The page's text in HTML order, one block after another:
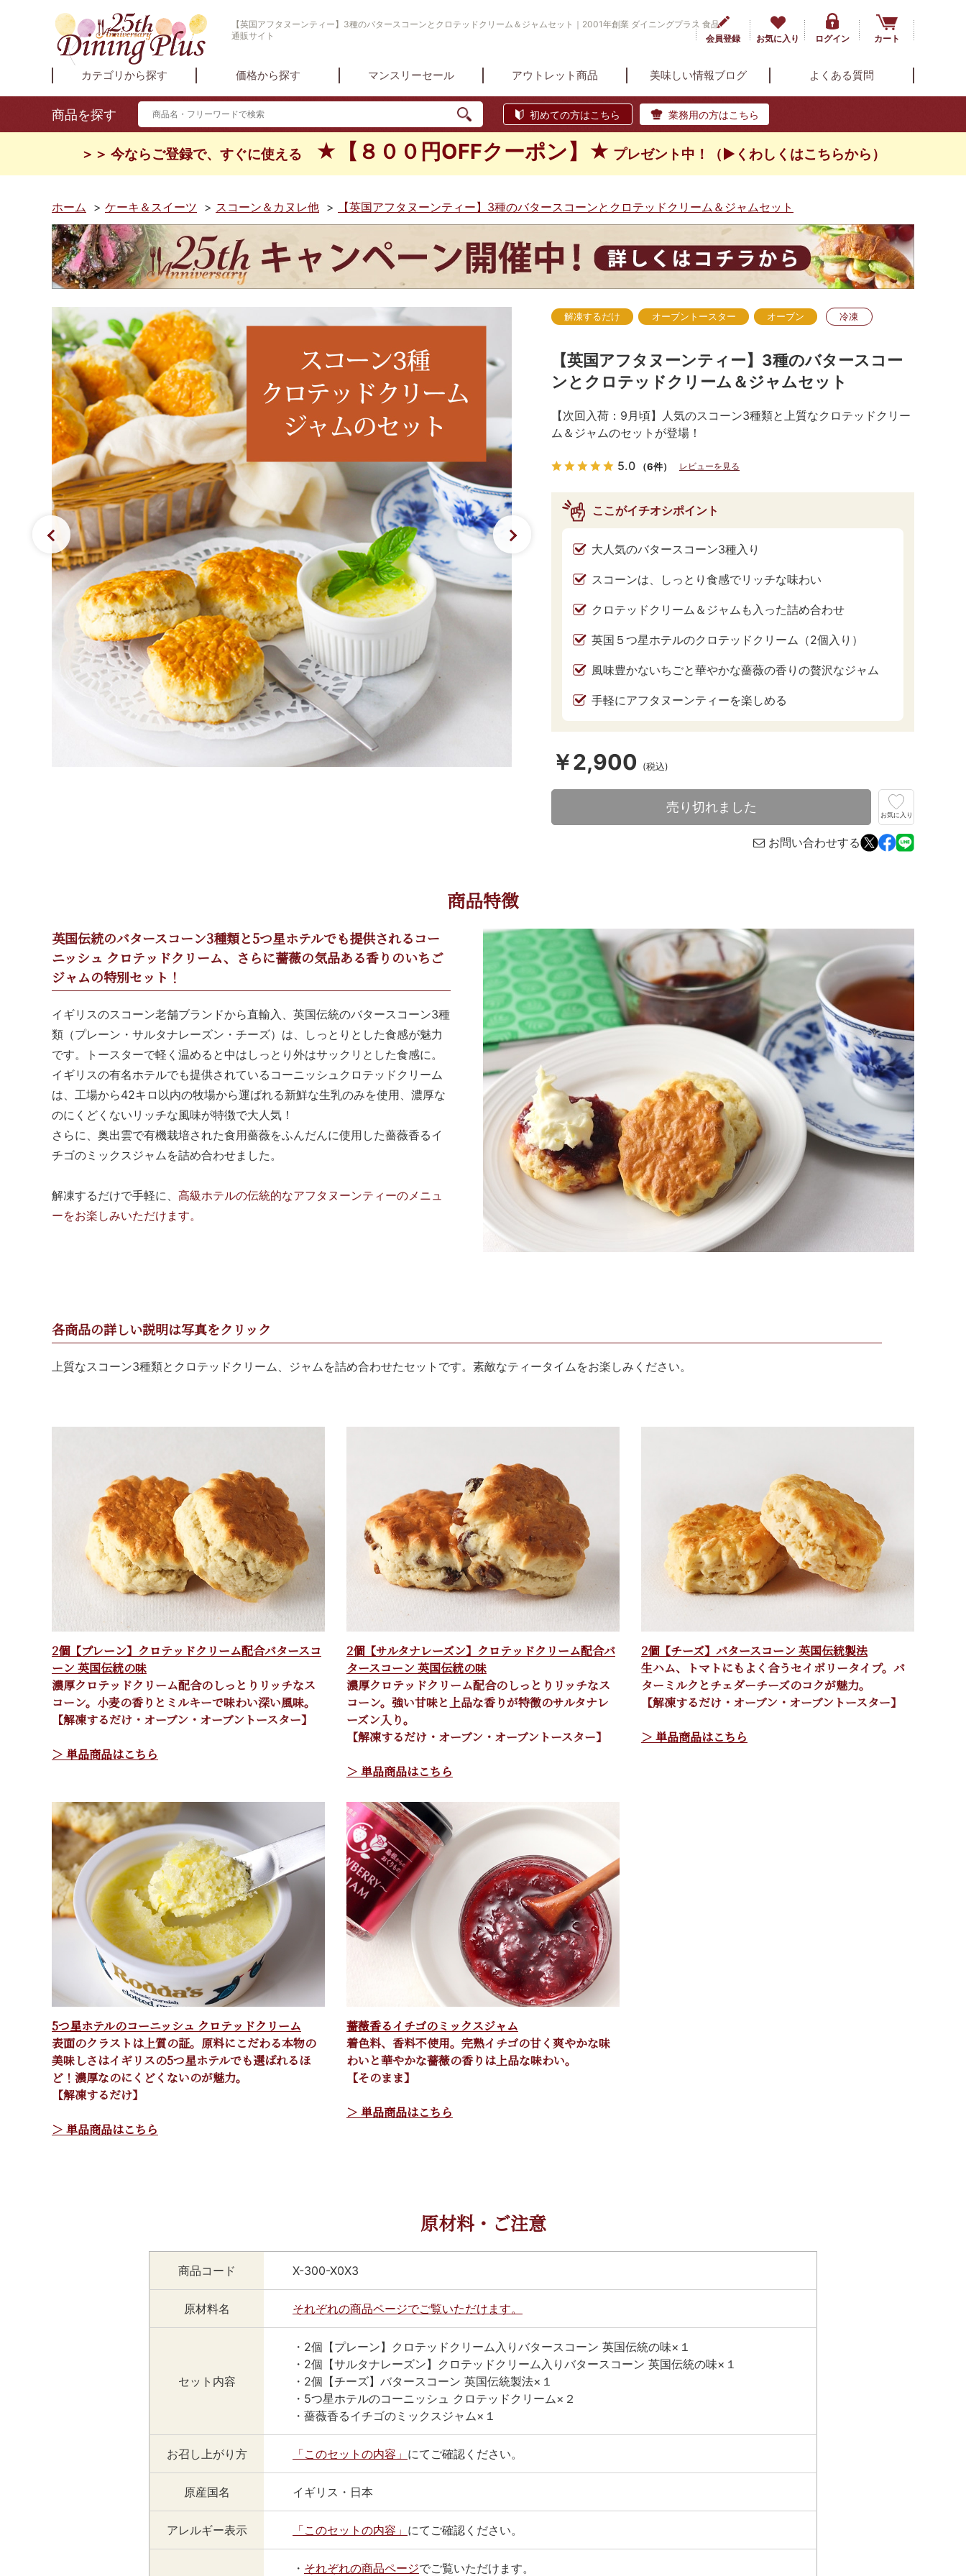
【英国アフタヌーンティー】3種のバタースコーンとクロテッドクリーム＆ジャムセット｜2001年創業 ダイニングプラス 食品
通販サイト
会員登録 お気に入り ログイン カート
カテゴリから探す 価格から探す マンスリーセール アウトレット商品 美味しい情報ブログ よくある質問
商品を探す 初めての方はこちら 業務用の方はこちら
＞＞ 今ならご登録で、すぐに使える ★【８００円OFFクーポン】★ プレゼント中！（▶くわしくはこちらから）
ホーム > ケーキ＆スイーツ > スコーン＆カヌレ他 > 【英国アフタヌーンティー】3種のバタースコーンとクロテッドクリーム＆ジャムセット
解凍するだけ オーブントースター オーブン 冷凍
【英国アフタヌーンティー】3種のバタースコー
ンとクロテッドクリーム＆ジャムセット
【次回入荷：9月頃】人気のスコーン3種類と上質なクロテッドクリー
ム＆ジャムのセットが登場！
5.0 （6件） レビューを見る
ここがイチオシポイント
大人気のバタースコーン3種入り
スコーンは、しっとり食感でリッチな味わい
クロテッドクリーム＆ジャムも入った詰め合わせ
英国５つ星ホテルのクロテッドクリーム（2個入り）
風味豊かないちごと華やかな薔薇の香りの贅沢なジャム
手軽にアフタヌーンティーを楽しめる
￥2,900 (税込)
売り切れました
お気に入り
お問い合わせする
商品特徴
英国伝統のバタースコーン3種類と5つ星ホテルでも提供されるコー
ニッシュ クロテッドクリーム、さらに薔薇の気品ある香りのいちご
ジャムの特別セット！
イギリスのスコーン老舗ブランドから直輸入、英国伝統のバタースコーン3種
類（プレーン・サルタナレーズン・チーズ）は、しっとりとした食感が魅力
です。トースターで軽く温めると中はしっとり外はサックリとした食感に。
イギリスの有名ホテルでも提供されているコーニッシュクロテッドクリーム
は、工場から42キロ以内の牧場から運ばれる新鮮な生乳のみを使用、濃厚な
のにくどくないリッチな風味が特徴で大人気！
さらに、奥出雲で有機栽培された食用薔薇をふんだんに使用した薔薇香るイ
チゴのミックスジャムを詰め合わせました。
解凍するだけで手軽に、 高級ホテルの伝統的なアフタヌーンティーのメニュ
ーをお楽しみいただけます。
各商品の詳しい説明は写真をクリック
上質なスコーン3種類とクロテッドクリーム、ジャムを詰め合わせたセットです。素敵なティータイムをお楽しみください。
2個【プレーン】クロテッドクリーム配合バタースコ
ーン 英国伝統の味
濃厚クロテッドクリーム配合のしっとりリッチなス
コーン。小麦の香りとミルキーで味わい深い風味。
【解凍するだけ・オーブン・オーブントースター】
＞ 単品商品はこちら
2個【サルタナレーズン】クロテッドクリーム配合バ
タースコーン 英国伝統の味
濃厚クロテッドクリーム配合のしっとりリッチなス
コーン。強い甘味と上品な香りが特徴のサルタナレ
ーズン入り。
【解凍するだけ・オーブン・オーブントースター】
＞ 単品商品はこちら
2個【チーズ】バタースコーン 英国伝統製法
生ハム、トマトにもよく合うセイボリータイプ。バ
ターミルクとチェダーチーズのコクが魅力。
【解凍するだけ・オーブン・オーブントースター】
＞ 単品商品はこちら
5つ星ホテルのコーニッシュ クロテッドクリーム
表面のクラストは上質の証。原料にこだわる本物の
美味しさはイギリスの5つ星ホテルでも選ばれるほ
ど！濃厚なのにくどくないのが魅力。
【解凍するだけ】
＞ 単品商品はこちら
薔薇香るイチゴのミックスジャム
着色料、香料不使用。完熟イチゴの甘く爽やかな味
わいと華やかな薔薇の香りは上品な味わい。
【そのまま】
＞ 単品商品はこちら
原材料・ご注意
商品コード X-300-X0X3
原材料名 それぞれの商品ページでご覧いただけます。
セット内容
・2個【プレーン】クロテッドクリーム入りバタースコーン 英国伝統の味×１
・2個【サルタナレーズン】クロテッドクリーム入りバタースコーン 英国伝統の味×１
・2個【チーズ】バタースコーン 英国伝統製法×１
・5つ星ホテルのコーニッシュ クロテッドクリーム×２
・薔薇香るイチゴのミックスジャム×１
お召し上がり方 「このセットの内容」 にてご確認ください。
原産国名 イギリス・日本
アレルギー表示 「このセットの内容」 にてご確認ください。
・ それぞれの商品ページでご覧いただけます。